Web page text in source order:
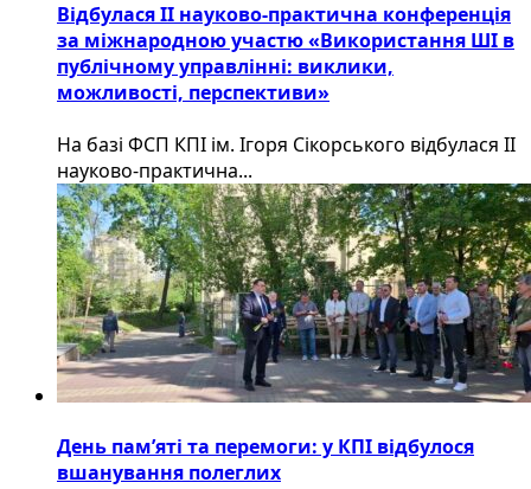
Відбулася ІІ науково-практична конференція
за міжнародною участю «Використання ШІ в
публічному управлінні: виклики,
можливості, перспективи»
На базі ФСП КПІ ім. Ігоря Сікорського відбулася ІІ
науково-практична...
День пам’яті та перемоги: у КПІ відбулося
вшанування полеглих